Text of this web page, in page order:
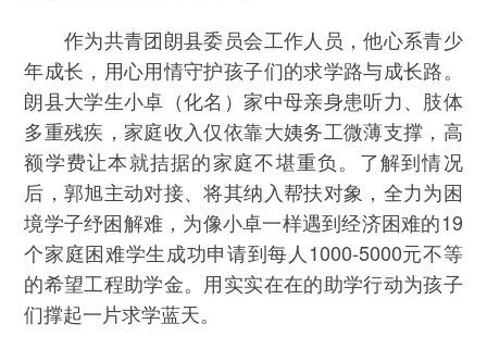
作为共青团朗县委员会工作人员，他心系青少
年成长，用心用情守护孩子们的求学路与成长路。
朗县大学生小卓（化名）家中母亲身患听力、肢体
多重残疾，家庭收入仅依靠大姨务工微薄支撑，高
额学费让本就拮据的家庭不堪重负。了解到情况
后，郭旭主动对接、将其纳入帮扶对象，全力为困
境学子纾困解难，为像小卓一样遇到经济困难的19
个家庭困难学生成功申请到每人1000-5000元不等
的希望工程助学金。用实实在在的助学行动为孩子
们撑起一片求学蓝天。